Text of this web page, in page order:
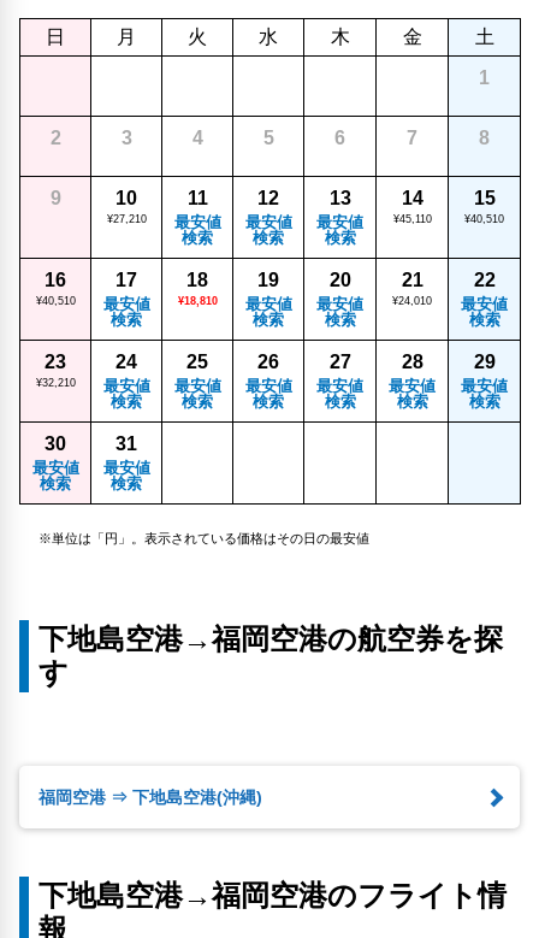
日 月 火 水 木 金
土
1
2 3 4 5 6 7 8
9 10
¥27,210
11
最安値
検索
12
最安値
検索
13
最安値
検索
14
¥45,110
15
¥40,510
16
¥40,510
17
最安値
検索
18
¥18,810
19
最安値
検索
20
最安値
検索
21
¥24,010
22
最安値
検索
23
¥32,210
24
最安値
検索
25
最安値
検索
26
最安値
検索
27
最安値
検索
28
最安値
検索
29
最安値
検索
30
最安値
検索
31
最安値
検索
※単位は「円」。表示されている価格はその日の最安値
下地島空港→福岡空港の航空券を探
す
福岡空港 ⇒ 下地島空港(沖縄)
下地島空港→福岡空港のフライト情
報